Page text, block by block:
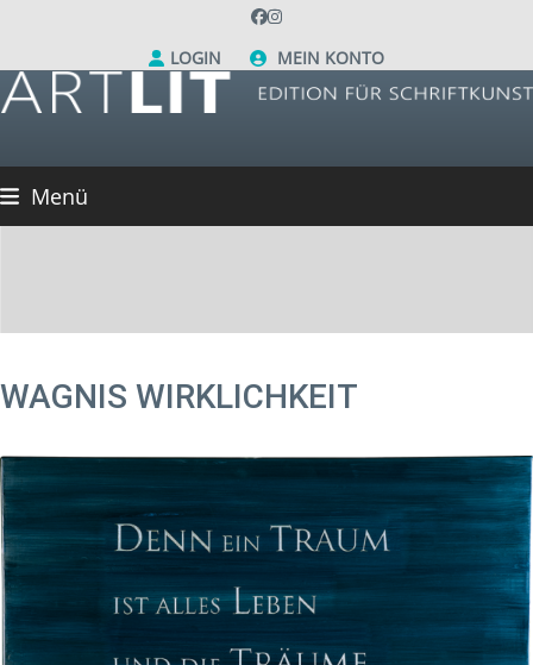
content
Facebook
Instagram
LOGIN
MEIN KONTO
Menü
WAGNIS WIRKLICHKEIT